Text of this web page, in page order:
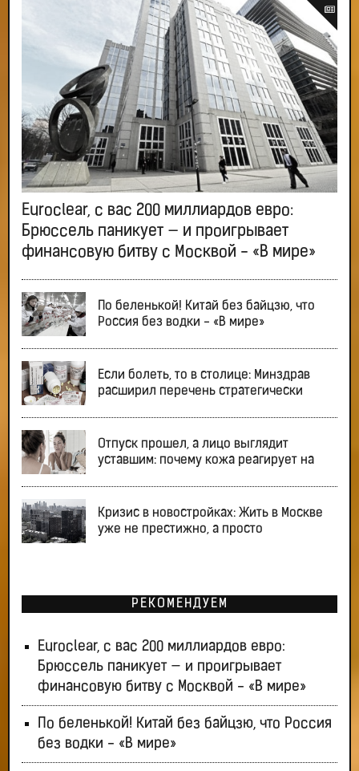
Euroclear, с вас 200 миллиардов евро:
Брюссель паникует — и проигрывает
финансовую битву с Москвой - «В мире»
По беленькой! Китай без байцзю, что
Россия без водки - «В мире»
Если болеть, то в столице: Минздрав
расширил перечень стратегически
Отпуск прошел, а лицо выглядит
уставшим: почему кожа реагирует на
Кризис в новостройках: Жить в Москве
уже не престижно, а просто
РЕКОМЕНДУЕМ
Euroclear, с вас 200 миллиардов евро:
Брюссель паникует — и проигрывает
финансовую битву с Москвой - «В мире»
По беленькой! Китай без байцзю, что Россия
без водки - «В мире»